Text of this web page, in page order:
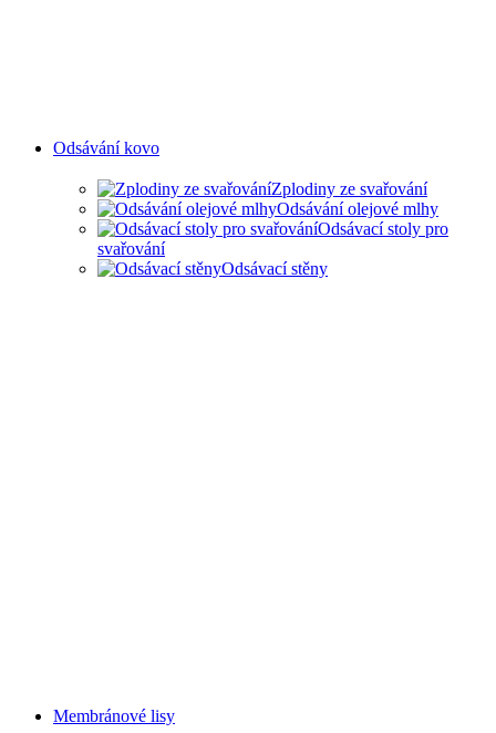
Odsávání kovo
Zplodiny ze svařování
Odsávání olejové mlhy
Odsávací stoly pro
svařování
Odsávací stěny
Membránové lisy